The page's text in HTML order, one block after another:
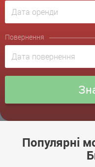
Повернення
Популярні